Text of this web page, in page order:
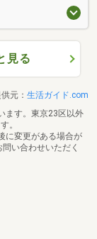
見る
元： 生活ガイド.com
ます。東京23区以外
。
に変更がある場合が
い合わせいただく